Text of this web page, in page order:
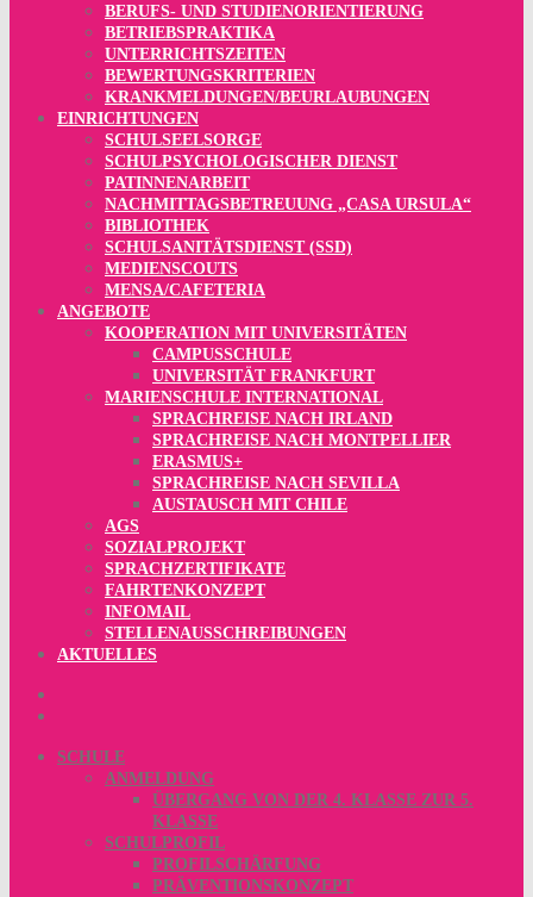
BERUFS- UND STUDIENORIENTIERUNG
BETRIEBSPRAKTIKA
UNTERRICHTSZEITEN
BEWERTUNGSKRITERIEN
KRANKMELDUNGEN/BEURLAUBUNGEN
EINRICHTUNGEN
SCHULSEELSORGE
SCHULPSYCHOLOGISCHER DIENST
PATINNENARBEIT
NACHMITTAGSBETREUUNG „CASA URSULA“
BIBLIOTHEK
SCHULSANITÄTSDIENST (SSD)
MEDIENSCOUTS
MENSA/CAFETERIA
ANGEBOTE
KOOPERATION MIT UNIVERSITÄTEN
CAMPUSSCHULE
UNIVERSITÄT FRANKFURT
MARIENSCHULE INTERNATIONAL
SPRACHREISE NACH IRLAND
SPRACHREISE NACH MONTPELLIER
ERASMUS+
SPRACHREISE NACH SEVILLA
AUSTAUSCH MIT CHILE
AGS
SOZIALPROJEKT
SPRACHZERTIFIKATE
FAHRTENKONZEPT
INFOMAIL
STELLENAUSSCHREIBUNGEN
AKTUELLES
SCHULE
ANMELDUNG
ÜBERGANG VON DER 4. KLASSE ZUR 5.
KLASSE
SCHULPROFIL
PROFILSCHÄRFUNG
PRÄVENTIONSKONZEPT